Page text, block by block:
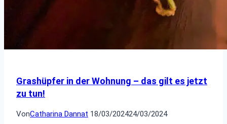
Grashüpfer in der Wohnung – das gilt es jetzt
zu tun!
VonCatharina Dannat 18/03/202424/03/2024